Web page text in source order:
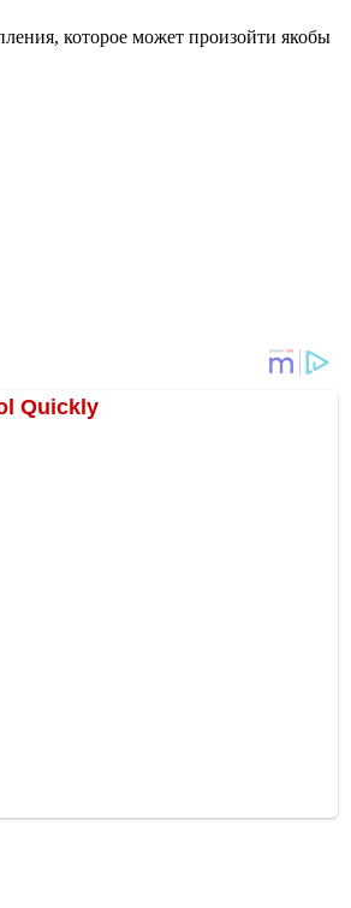
которое может произойти якобы